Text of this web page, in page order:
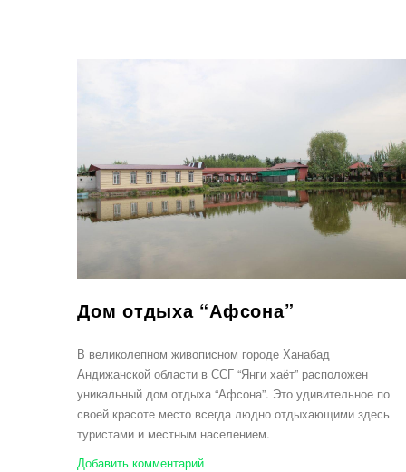
Дом отдыха “Афсона”
В великолепном живописном городе Ханабад
Андижанской области в ССГ “Янги хаёт” расположен
уникальный дом отдыха “Афсона”. Это удивительное по
своей красоте место всегда людно отдыхающими здесь
туристами и местным населением.
Добавить комментарий